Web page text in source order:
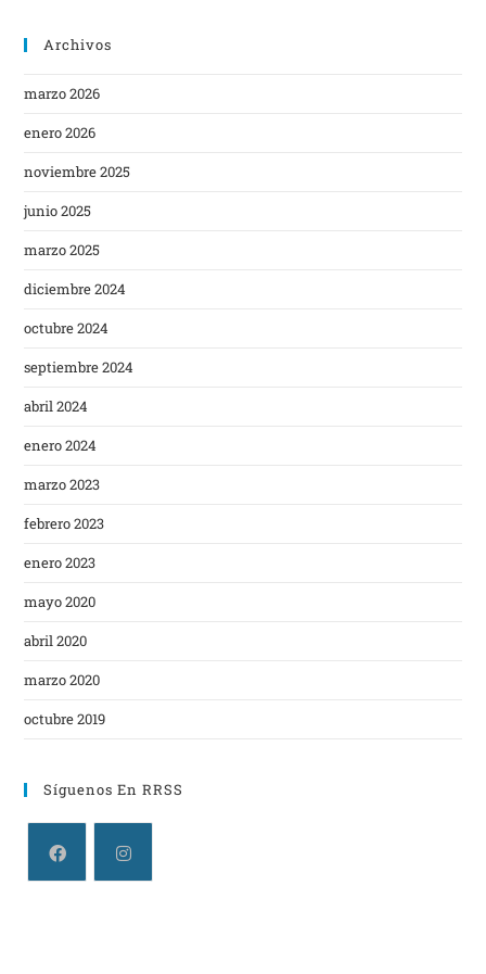
Archivos
marzo 2026
enero 2026
noviembre 2025
junio 2025
marzo 2025
diciembre 2024
octubre 2024
septiembre 2024
abril 2024
enero 2024
marzo 2023
febrero 2023
enero 2023
mayo 2020
abril 2020
marzo 2020
octubre 2019
Síguenos En RRSS